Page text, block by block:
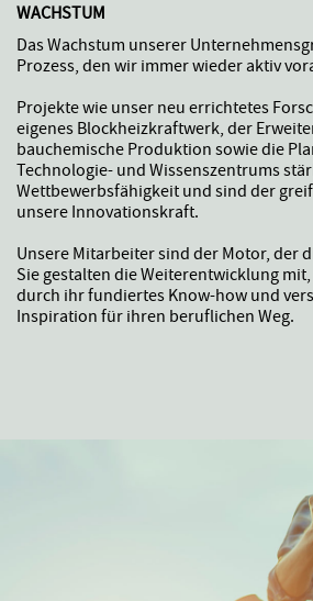
WACHSTUM
Das Wachstum unserer
Prozess, den wir immer wieder aktiv
Projekte wie unser neu errichtetes
eigenes Blockheizkraftwerk, der
bauchemische Produktion sowie die
Technologie- und Wissenszentrums
Wettbewerbsfähigkeit und sind der
unsere Innovationskraft.
Unsere Mitarbeiter sind der Motor, der
Sie gestalten die Weiterentwicklung
durch ihr fundiertes Know-how und
Inspiration für ihren beruflichen Weg.